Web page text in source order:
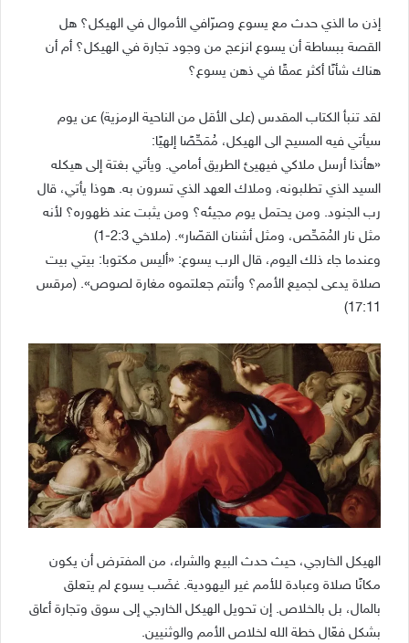
إذن ما الذي حدث مع يسوع وصرّافي الأموال في الهيكل؟ هل
القصة ببساطة أن يسوع انزعج من وجود تجارة في الهيكل؟ أم أن
هناك شأنًا أكثر عمقًا في ذهن يسوع؟
لقد تنبأ الكتاب المقدس (على الأقل من الناحية الرمزية) عن يوم
سيأتي فيه المسيح الى الهيكل، مُمَحِّصًا إلهيًا:
«هأنذا أرسل ملاكي فيهيئ الطريق أمامي. ويأتي بغتة إلى هيكله
السيد الذي تطلبونه، وملاك العهد الذي تسرون به. هوذا يأتي، قال
رب الجنود. ومن يحتمل يوم مجيئه؟ ومن يثبت عند ظهوره؟ لأنه
مثل نار المُمَحِّص، ومثل أشنان القصّار». (ملاخي 2:3-1)
وعندما جاء ذلك اليوم، قال الرب يسوع: «أليس مكتوبا: بيتي بيت
صلاة يدعى لجميع الأمم؟ وأنتم جعلتموه مغارة لصوص». (مرقس
17:11)
الهيكل الخارجي، حيث حدث البيع والشراء، من المفترض أن يكون
مكانًا صلاة وعبادة للأمم غير اليهودية. غضَب يسوع لم يتعلق
بالمال، بل بالخلاص. إن تحويل الهيكل الخارجي إلى سوق وتجارة أعاق
بشكل فعّال خطة الله لخلاص الأمم والوثنيين.